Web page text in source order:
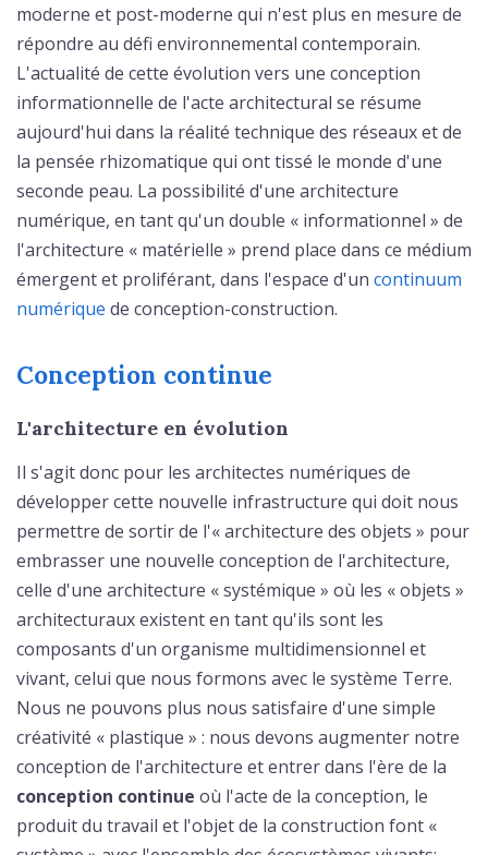
moderne et post-moderne qui n'est plus en mesure de
répondre au défi environnemental contemporain.
L'actualité de cette évolution vers une conception
informationnelle de l'acte architectural se résume
aujourd'hui dans la réalité technique des réseaux et de
la pensée rhizomatique qui ont tissé le monde d'une
seconde peau. La possibilité d'une architecture
numérique, en tant qu'un double « informationnel » de
l'architecture « matérielle » prend place dans ce médium
émergent et proliférant, dans l'espace d'un continuum
numérique de conception-construction.
Conception continue
L'architecture en évolution
Il s'agit donc pour les architectes numériques de
développer cette nouvelle infrastructure qui doit nous
permettre de sortir de l'« architecture des objets » pour
embrasser une nouvelle conception de l'architecture,
celle d'une architecture « systémique » où les « objets »
architecturaux existent en tant qu'ils sont les
composants d'un organisme multidimensionnel et
vivant, celui que nous formons avec le système Terre.
Nous ne pouvons plus nous satisfaire d'une simple
créativité « plastique » : nous devons augmenter notre
conception de l'architecture et entrer dans l'ère de la
conception continue où l'acte de la conception, le
produit du travail et l'objet de la construction font «